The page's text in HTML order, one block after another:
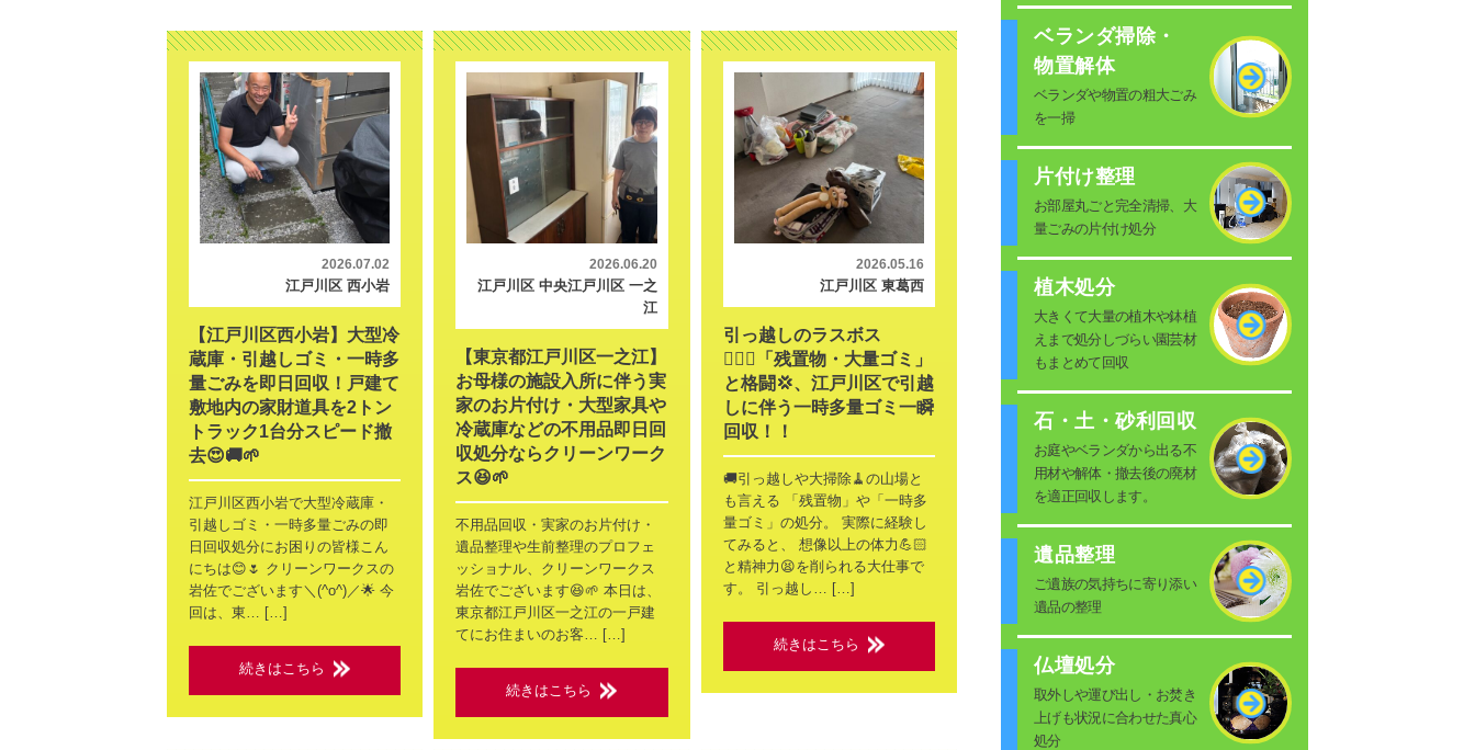
2026.07.02
江戸川区 西小岩
【江戸川区西小岩】大型冷
蔵庫・引越しゴミ・一時多
量ごみを即日回収！戸建て
敷地内の家財道具を2トン
トラック1台分スピード撤
去😍🚚🌱
江戸川区西小岩で大型冷蔵庫・
引越しゴミ・一時多量ごみの即
日回収処分にお困りの皆様こん
にちは😊🌷 クリーンワークスの
岩佐でございます＼(^o^)／🌟 今
回は、東… […]
続きはこちら
2026.06.20
江戸川区 中央江戸川区 一之
江
【東京都江戸川区一之江】
お母様の施設入所に伴う実
家のお片付け・大型家具や
冷蔵庫などの不用品即日回
収処分ならクリーンワーク
ス😆🌱
不用品回収・実家のお片付け・
遺品整理や生前整理のプロフェ
ッショナル、クリーンワークス
岩佐でございます😆🌱 本日は、
東京都江戸川区一之江の一戸建
てにお住まいのお客… […]
続きはこちら
2026.05.16
江戸川区 東葛西
引っ越しのラスボス
🙎🏻‍♂️「残置物・大量ゴミ」
と格闘💢、江戸川区で引越
しに伴う一時多量ゴミ一瞬
回収！！
🚚引っ越しや大掃除🧹の山場と
も言える 「残置物」や「一時多
量ゴミ」の処分。 実際に経験し
てみると、 想像以上の体力💪🏻
と精神力😫を削られる大仕事で
す。 引っ越し… […]
続きはこちら
ベランダ掃除・
物置解体
ベランダや物置の粗大ごみ
を一掃
片付け整理
お部屋丸ごと完全清掃、大
量ごみの片付け処分
植木処分
大きくて大量の植木や鉢植
えまで処分しづらい園芸材
もまとめて回収
石・土・砂利回収
お庭やベランダから出る不
用材や解体・撤去後の廃材
を適正回収します。
遺品整理
ご遺族の気持ちに寄り添い
遺品の整理
仏壇処分
取外しや運び出し・お焚き
上げも状況に合わせた真心
処分